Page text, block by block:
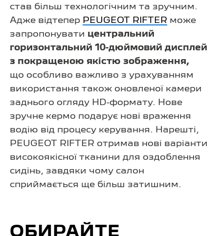
став більш технологічним та зручним.
Адже відтепер PEUGEOT RIFTER може
запропонувати центральний
горизонтальний 10-дюймовий дисплей
з покращеною якістю зображення,
що особливо важливо з урахуванням
використання також оновленої камери
заднього огляду HD-формату. Нове
зручне кермо подарує нові враження
водію від процесу керування. Нарешті,
PEUGEOT RIFTER отримав нові варіанти
високоякісної тканини для оздоблення
сидінь, завдяки чому салон
сприймається ще більш затишним.
ОБИРАЙТЕ